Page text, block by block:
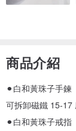
商品介紹
⚫︎白和黃珠子手鍊
可拆卸磁鐵 15-17
⚫︎白和黃珠子戒指